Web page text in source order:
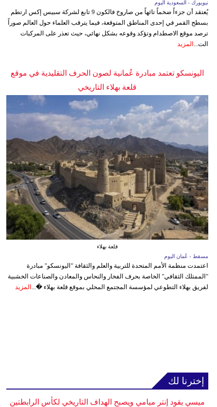
نيويورك - السعودية اليوم
يُعتقد أن جزءاً ضخماً تائهاً من صاروخ فالكون 9 تابع لشركة سبيس إكس ارتطم
بسطح القمر في إحدى المناطق المتوقعة، فيما يترقب العلماء حول العالم صوراً
ترصد موقع الاصطدام وتؤكد وقوعه بشكل نهائي، حيث تعذر على المركبات
الت... المزيد
اليونسكو تعتمد مبادرة عُمانية لصون الحرف التقليدية في موقع
قلعة بهلاء التاريخي
قلعة بهلاء
مسقط - عُمان اليوم
اعتمدت منظمة الأمم المتحدة للتربية والعلم والثقافة "اليونسكو" مبادرة
"الممتلك الثقافي" الخاصة بحرف الفخار والنحاس والمعادن والصناعات الخشبية
لفريق بهلاء التطوعي لمؤسسة المجتمع المحلي بموقع قلعة بهلاء �... المزيد
إخترنا لك
ميسي يقود إنتر ميامي ويصبح الهداف التاريخي لكأس الرابطتين